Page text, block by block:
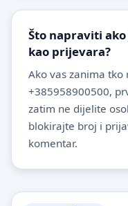
Što napraviti
kao prijevara?
Ako vas zanima tko
+385958900500,
zatim ne dijelite
blokirajte broj i
komentar.